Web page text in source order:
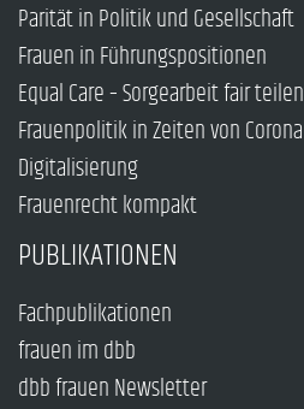
Parität in Politik und Gesellschaft
Frauen in Führungspositionen
Equal Care – Sorgearbeit fair teilen
Frauenpolitik in Zeiten von Corona
Digitalisierung
Frauenrecht kompakt
PUBLIKATIONEN
Fachpublikationen
frauen im dbb
dbb frauen Newsletter